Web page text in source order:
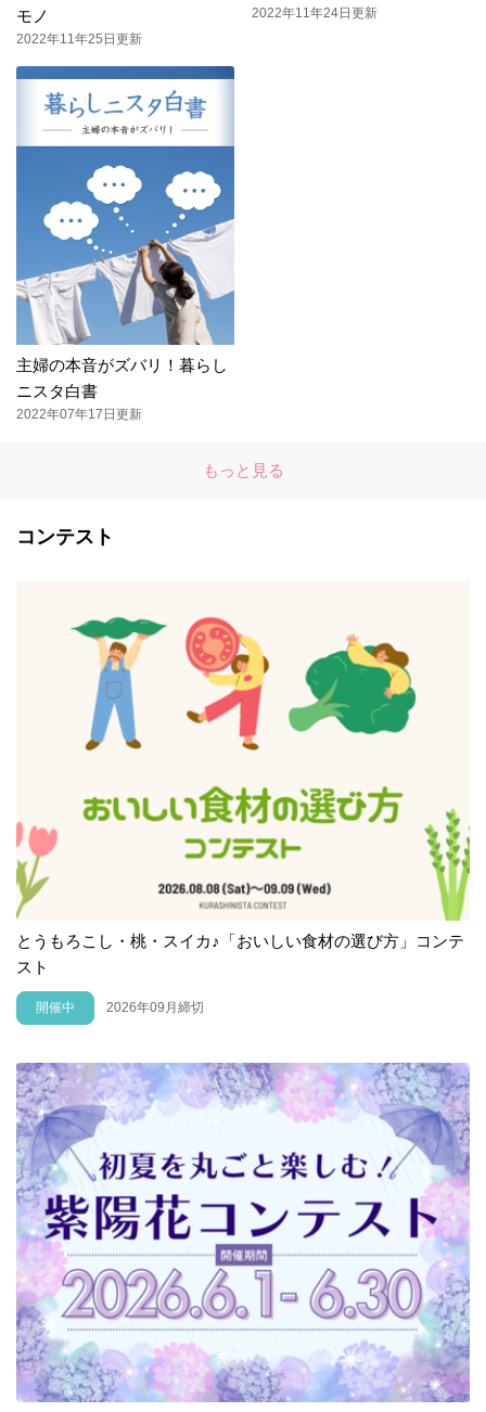
モノ
2022年11年25日更新
2022年11年24日更新
主婦の本音がズバリ！暮らし
ニスタ白書
2022年07年17日更新
もっと見る
コンテスト
とうもろこし・桃・スイカ♪「おいしい食材の選び方」コンテ
スト
開催中 2026年09月締切